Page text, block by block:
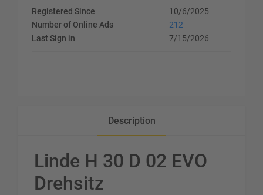
Registered Since
10/6/2025
Number of Online Ads
212
Last Sign in
7/15/2026
Description
Linde H 30 D 02 EVO
Drehsitz